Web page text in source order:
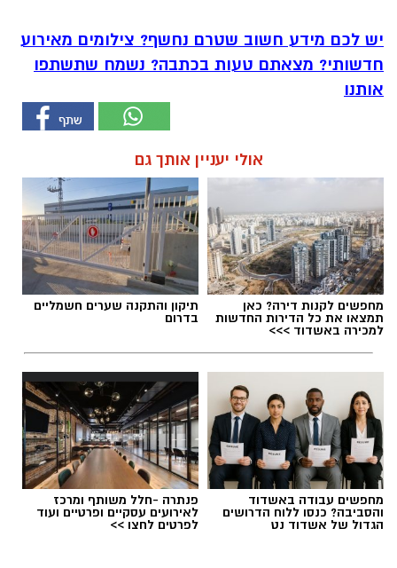
יש לכם מידע חשוב שטרם נחשף? צילומים מאירוע
חדשותי? מצאתם טעות בכתבה? נשמח שתשתפו
אותנו
אולי יעניין אותך גם
מחפשים לקנות דירה? כאן
תמצאו את כל הדירות החדשות
למכירה באשדוד >>>
תיקון והתקנה שערים חשמליים
בדרום
מחפשים עבודה באשדוד
והסביבה? כנסו ללוח הדרושים
הגדול של אשדוד נט
פנתרה -חלל משותף ומרכז
לאירועים עסקיים ופרטיים ועוד
לפרטים לחצו >>